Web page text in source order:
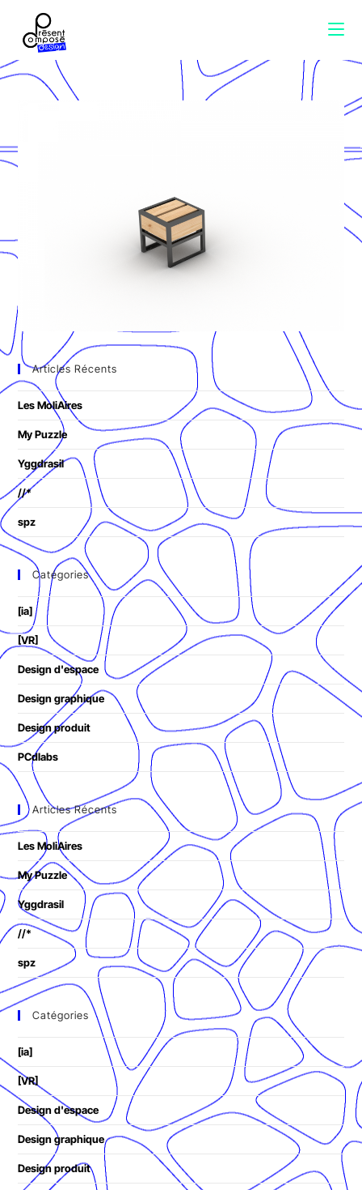
Articles Récents
Les MoliAires
My Puzzle
Yggdrasil
//*
spz
Catégories
[ia]
[VR]
Design d'espace
Design graphique
Design produit
PCdlabs
Articles Récents
Les MoliAires
My Puzzle
Yggdrasil
//*
spz
Catégories
[ia]
[VR]
Design d'espace
Design graphique
Design produit